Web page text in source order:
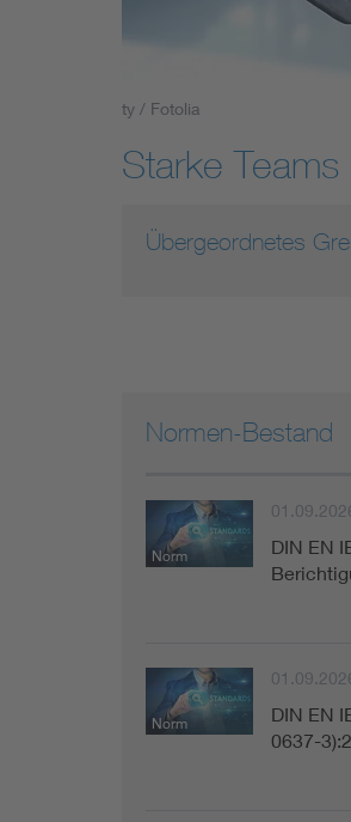
Smart Cities
ty / Fotolia
Starke
Übergeordnetes
Normen-Bestand
Norm
DIN EN
Norm
DIN EN
0637-